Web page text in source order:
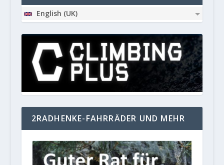
English (UK)
2RADHENKE-FAHRRÄDER UND MEHR